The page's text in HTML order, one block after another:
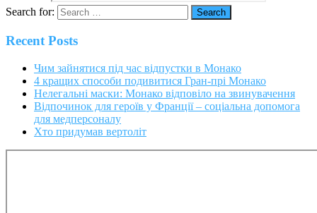
Search for:
Recent Posts
Чим зайнятися під час відпустки в Монако
4 кращих способи подивитися Гран-прі Монако
Нелегальні маски: Монако відповіло на звинувачення
Відпочинок для героїв у Франції – соціальна допомога
для медперсоналу
Хто придумав вертоліт